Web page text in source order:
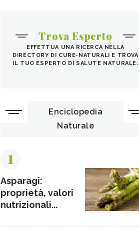
Trova Esperto
EFFETTUA UNA RICERCA NELLA
DIRECTORY DI CURE-NATURALI E TROVA
IL TUO ESPERTO DI SALUTE NATURALE.
Enciclopedia
Naturale
1
Asparagi:
proprietà, valori
nutrizionali...